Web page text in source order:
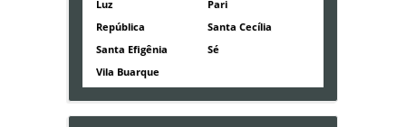
Luz
Pari
República
Santa Cecília
Santa Efigênia
Sé
Vila Buarque